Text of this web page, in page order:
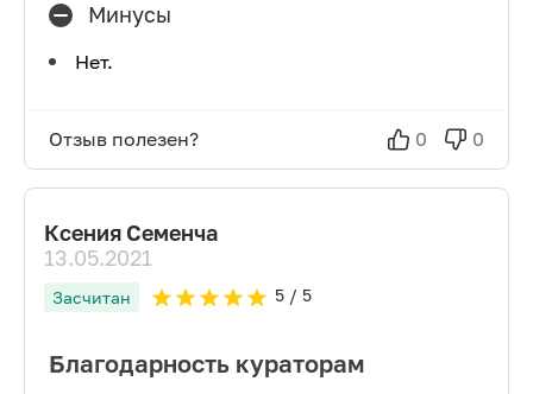
Минусы
Нет.
Отзыв полезен? 0 0
Ксения Семенча
13.05.2021
Засчитан 5/ 5
Благодарность кураторам